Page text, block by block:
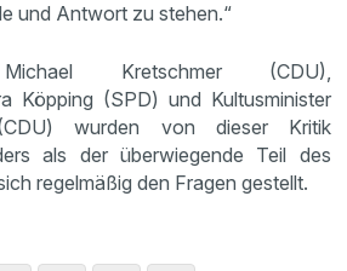
und Antwort zu stehen.“
Michael Kretschmer (CDU),
Köpping (SPD) und Kultusminister
wurden von dieser Kritik
als der überwiegende Teil des
regelmäßig den Fragen gestellt.